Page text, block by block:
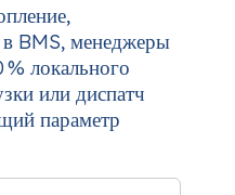
в BMS, менеджеры
локального
или диспатч
параметр